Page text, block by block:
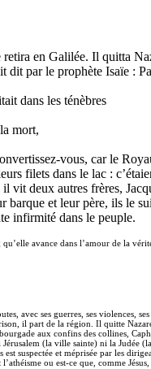
retira en Galilée. Il quitta
dit par le prophète Isaïe :
dans les ténèbres
mort,
vous, car le
filets dans le lac :
deux autres frères,
et leur père, ils le
infirmité dans le peuple.
avance dans l’amour de la
avec ses guerres, ses violences,
il part de la région. Il quitte
aux confins des collines,
(la ville sainte) ni la Judée
suspectée et méprisée par les
ou est-ce que, comme